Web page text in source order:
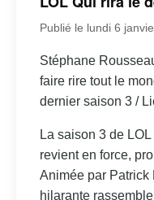
Publié le lundi 6
Stéphane
faire rire tout le
dernier saison 3 /
La saison 3 de
revient en force,
Animée par Patrick
hilarante